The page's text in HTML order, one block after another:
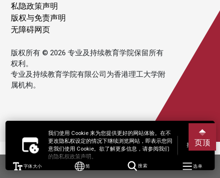
我们使用 Cookie 来为您提供更好的网站体验。在不
更改隐私权设定的情况下继续浏览网站，即表示您同
意我们使用 Cookie。欲了解更多信息，请参阅我们
的隐私权政策声明。
接受
字体大小 简 搜索 选单
私隐政策声明
版权与免责声明
无障碍网页
版权所有 © 2026 专业及持续教育学院保留所有
权利。
专业及持续教育学院有限公司为香港理工大学附
属机构。
页顶